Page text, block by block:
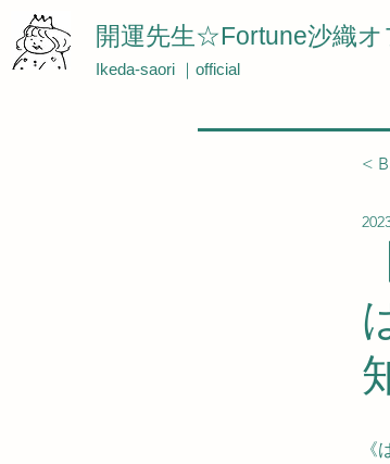
開運先生☆Fortune沙織
Ikeda-saori ｜official
<
《